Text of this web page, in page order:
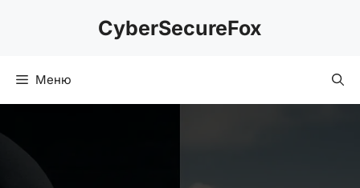
CyberSecureFox
Меню